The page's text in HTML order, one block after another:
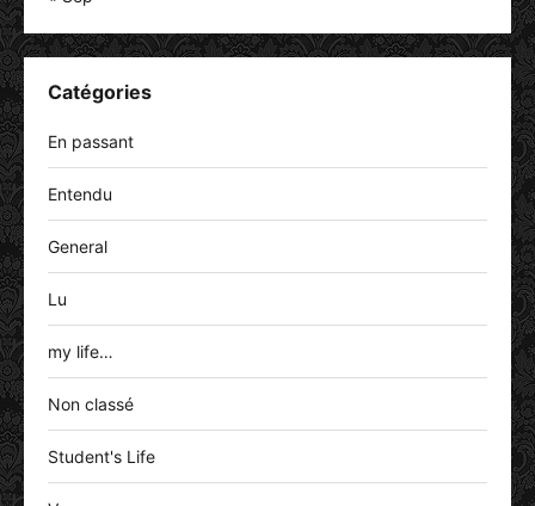
Catégories
En passant
Entendu
General
Lu
my life…
Non classé
Student's Life